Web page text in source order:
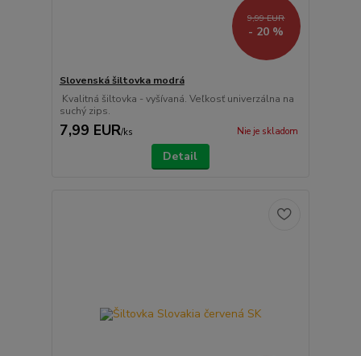
9,99 EUR
- 20 %
Slovenská šiltovka modrá
Kvalitná šiltovka - vyšívaná. Veľkosť univerzálna na
suchý zips.
7,99 EUR/ks Nie je skladom
Detail